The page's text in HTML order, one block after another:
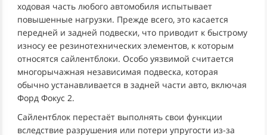
ходовая часть любого автомобиля испытывает
повышенные нагрузки. Прежде всего, это касается
передней и задней подвески, что приводит к быстрому
износу ее резинотехнических элементов, к которым
относятся сайлентблоки. Особо уязвимой считается
многорычажная независимая подвеска, которая
обычно устанавливается в задней части авто, включая
Форд Фокус 2.
Сайлентблок перестаёт выполнять свои функции
вследствие разрушения или потери упругости из-за